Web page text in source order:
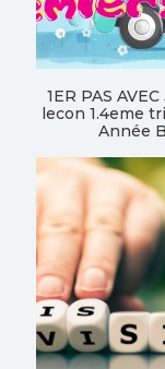
1ER PAS AVEC
lecon 1.4eme
Année B